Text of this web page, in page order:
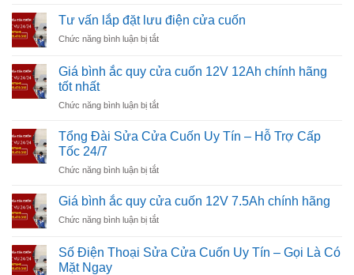
tuyệt
bung
ray
Kỹ
Vinh
cuốn
móp
nhanh
Tư vấn lắp đặt lưu điện cửa cuốn
Chức năng bình luận bị tắtở
vấn
lắp
lưu
cửa
Giá bình ắc quy cửa cuốn 12V 12Ah chính hãng
tốt nhất
Chức năng bình luận bị tắtở
bình
cửa
12V
chính
tốt
Tổng Đài Sửa Cửa Cuốn Uy Tín – Hỗ Trợ Cấp
Tốc 24/7
Chức năng bình luận bị tắtở
Đài
Cửa
Uy
Giá bình ắc quy cửa cuốn 12V 7.5Ah chính hãng
Chức năng bình luận bị tắtở
bình
ắc
Số Điện Thoại Sửa Cửa Cuốn Uy Tín – Gọi Là Có
Mặt Ngay